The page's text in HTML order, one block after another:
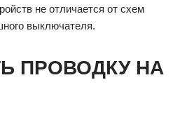
не отличается от схем
выключателя.
ПРОВОДКУ НА